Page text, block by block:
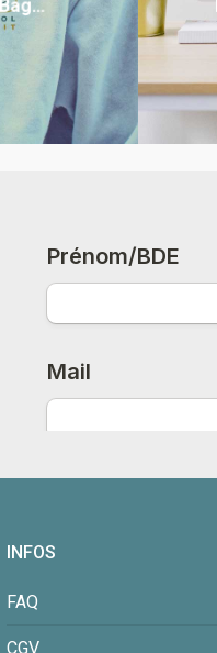
INFOS
FAQ
CGV